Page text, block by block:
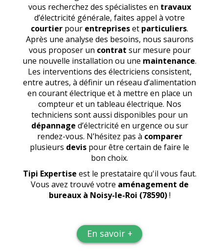
vous recherchez des spécialistes en travaux
d’électricité générale, faites appel à votre
courtier pour entrepriseset particuliers.
Après une analyse des besoins, nous saurons
vous proposer un contrat sur mesure pour
une nouvelle installation ou une maintenance.
Les interventions des électriciens consistent,
entre autres, à définir un réseau d’alimentation
en courant électrique et à mettre en place un
compteur et un tableau électrique. Nos
techniciens sont aussi disponibles pour un
dépannage d’électricité en urgence ou sur
rendez-vous. N’hésitez pas à comparer
plusieurs devis pour être certain de faire le
bon choix.
Tipi Expertise est le prestataire qu'il vous faut.
Vous avez trouvé votre aménagement de
bureaux à Noisy-le-Roi (78590)!
En savoir +